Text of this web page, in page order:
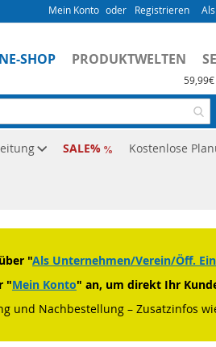
Mein Konto Registrieren
SHOP PRODUKTWELTEN
SALE Kostenlose
"Als Unternehmen/Verein/Öff.
"Mein Konto" an, um direkt Ihr
und Nachbestellung – Zusatzinfos